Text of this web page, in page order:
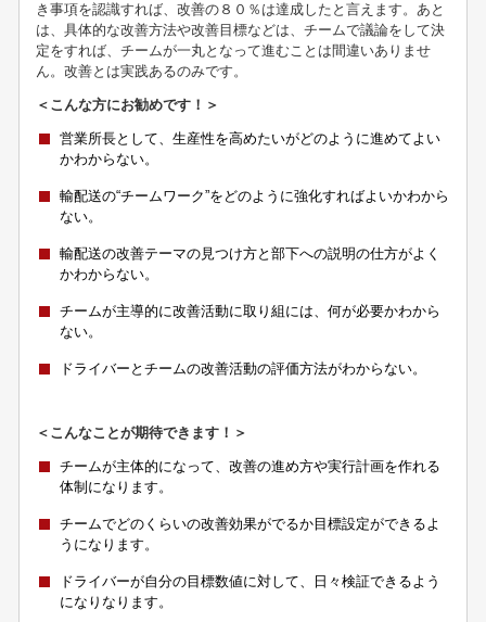
き事項を認識すれば、改善の８０％は達成したと言えます。あと
は、具体的な改善方法や改善目標などは、チームで議論をして決
定をすれば、チームが一丸となって進むことは間違いありませ
ん。改善とは実践あるのみです。
＜こんな方にお勧めです！＞
営業所長として、生産性を高めたいがどのように進めてよい
かわからない。
輸配送の“チームワーク”をどのように強化すればよいかわから
ない。
輸配送の改善テーマの見つけ方と部下への説明の仕方がよく
かわからない。
チームが主導的に改善活動に取り組には、何が必要かわから
ない。
ドライバーとチームの改善活動の評価方法がわからない。
＜こんなことが期待できます！＞
チームが主体的になって、改善の進め方や実行計画を作れる
体制になります。
チームでどのくらいの改善効果がでるか目標設定ができるよ
うになります。
ドライバーが自分の目標数値に対して、日々検証できるよう
になりなります。